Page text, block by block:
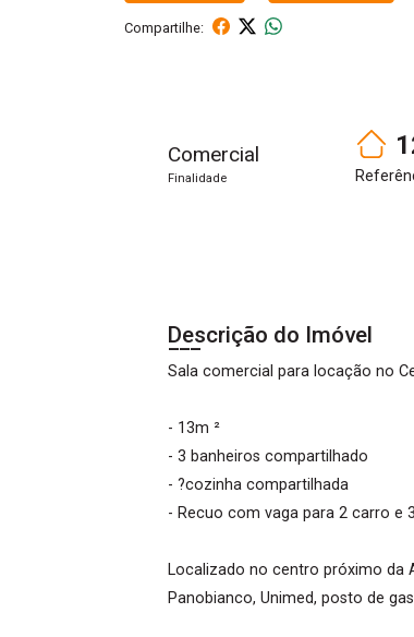
Compartilhe:
Comercial
Finalidade
Descrição do Imóvel
Sala comercial para locação no
- 13m ²
- 3 banheiros compartilhado
- ?cozinha compartilhada
- Recuo com vaga para 2 carro e
Localizado no centro próximo da
Panobianco, Unimed, posto de